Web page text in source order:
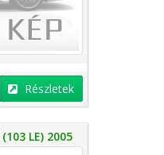
Részletek
(103 LE) 2005